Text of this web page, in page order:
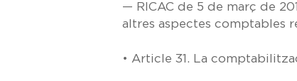
— RICAC de 5 de març de
altres aspectes comptables
• Article 31. La